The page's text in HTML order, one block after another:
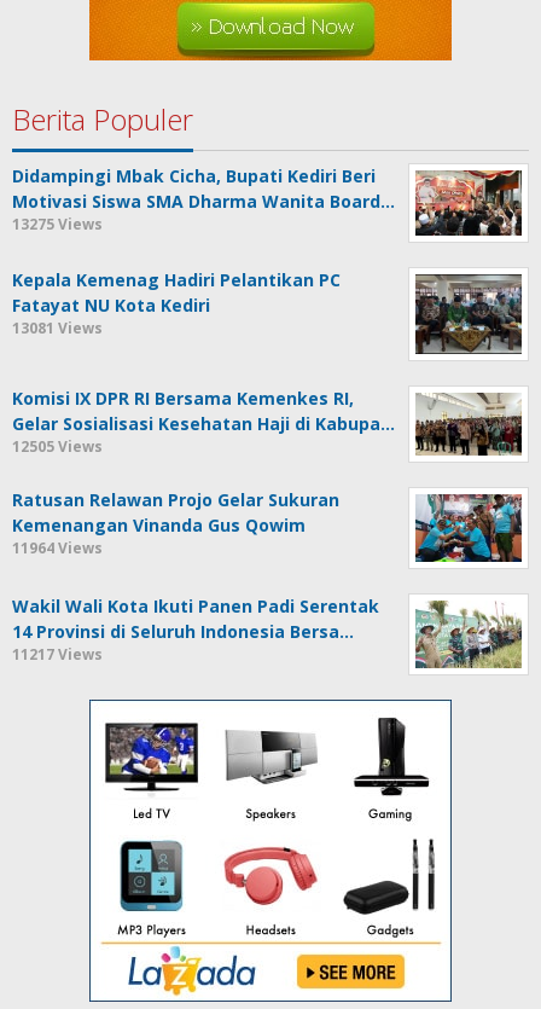
Berita Populer
Didampingi Mbak Cicha, Bupati Kediri Beri
Motivasi Siswa SMA Dharma Wanita Board…
13275 Views
Kepala Kemenag Hadiri Pelantikan PC
Fatayat NU Kota Kediri
13081 Views
Komisi IX DPR RI Bersama Kemenkes RI,
Gelar Sosialisasi Kesehatan Haji di Kabupa…
12505 Views
Ratusan Relawan Projo Gelar Sukuran
Kemenangan Vinanda Gus Qowim
11964 Views
Wakil Wali Kota Ikuti Panen Padi Serentak
14 Provinsi di Seluruh Indonesia Bersa…
11217 Views